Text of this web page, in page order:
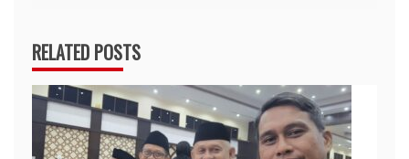
RELATED POSTS